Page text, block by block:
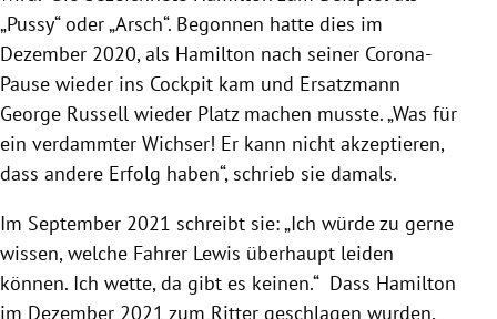
„Pussy“ oder „Arsch“. Begonnen hatte dies im
Dezember 2020, als Hamilton nach seiner Corona-
Pause wieder ins Cockpit kam und Ersatzmann
George Russell wieder Platz machen musste. „Was für
ein verdammter Wichser! Er kann nicht akzeptieren,
dass andere Erfolg haben“, schrieb sie damals.
Im September 2021 schreibt sie: „Ich würde zu gerne
wissen, welche Fahrer Lewis überhaupt leiden
können. Ich wette, da gibt es keinen.“ Dass Hamilton
im Dezember 2021 zum Ritter geschlagen wurden,